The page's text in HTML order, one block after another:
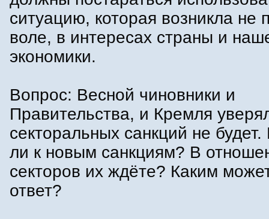
ситуацию, которая возникла не
воле, в интересах страны и
экономики.
Вопрос: Весной чиновники и
Правительства, и Кремля
секторальных санкций не будет.
ли к новым санкциям? В
секторов их ждёте? Каким
ответ?